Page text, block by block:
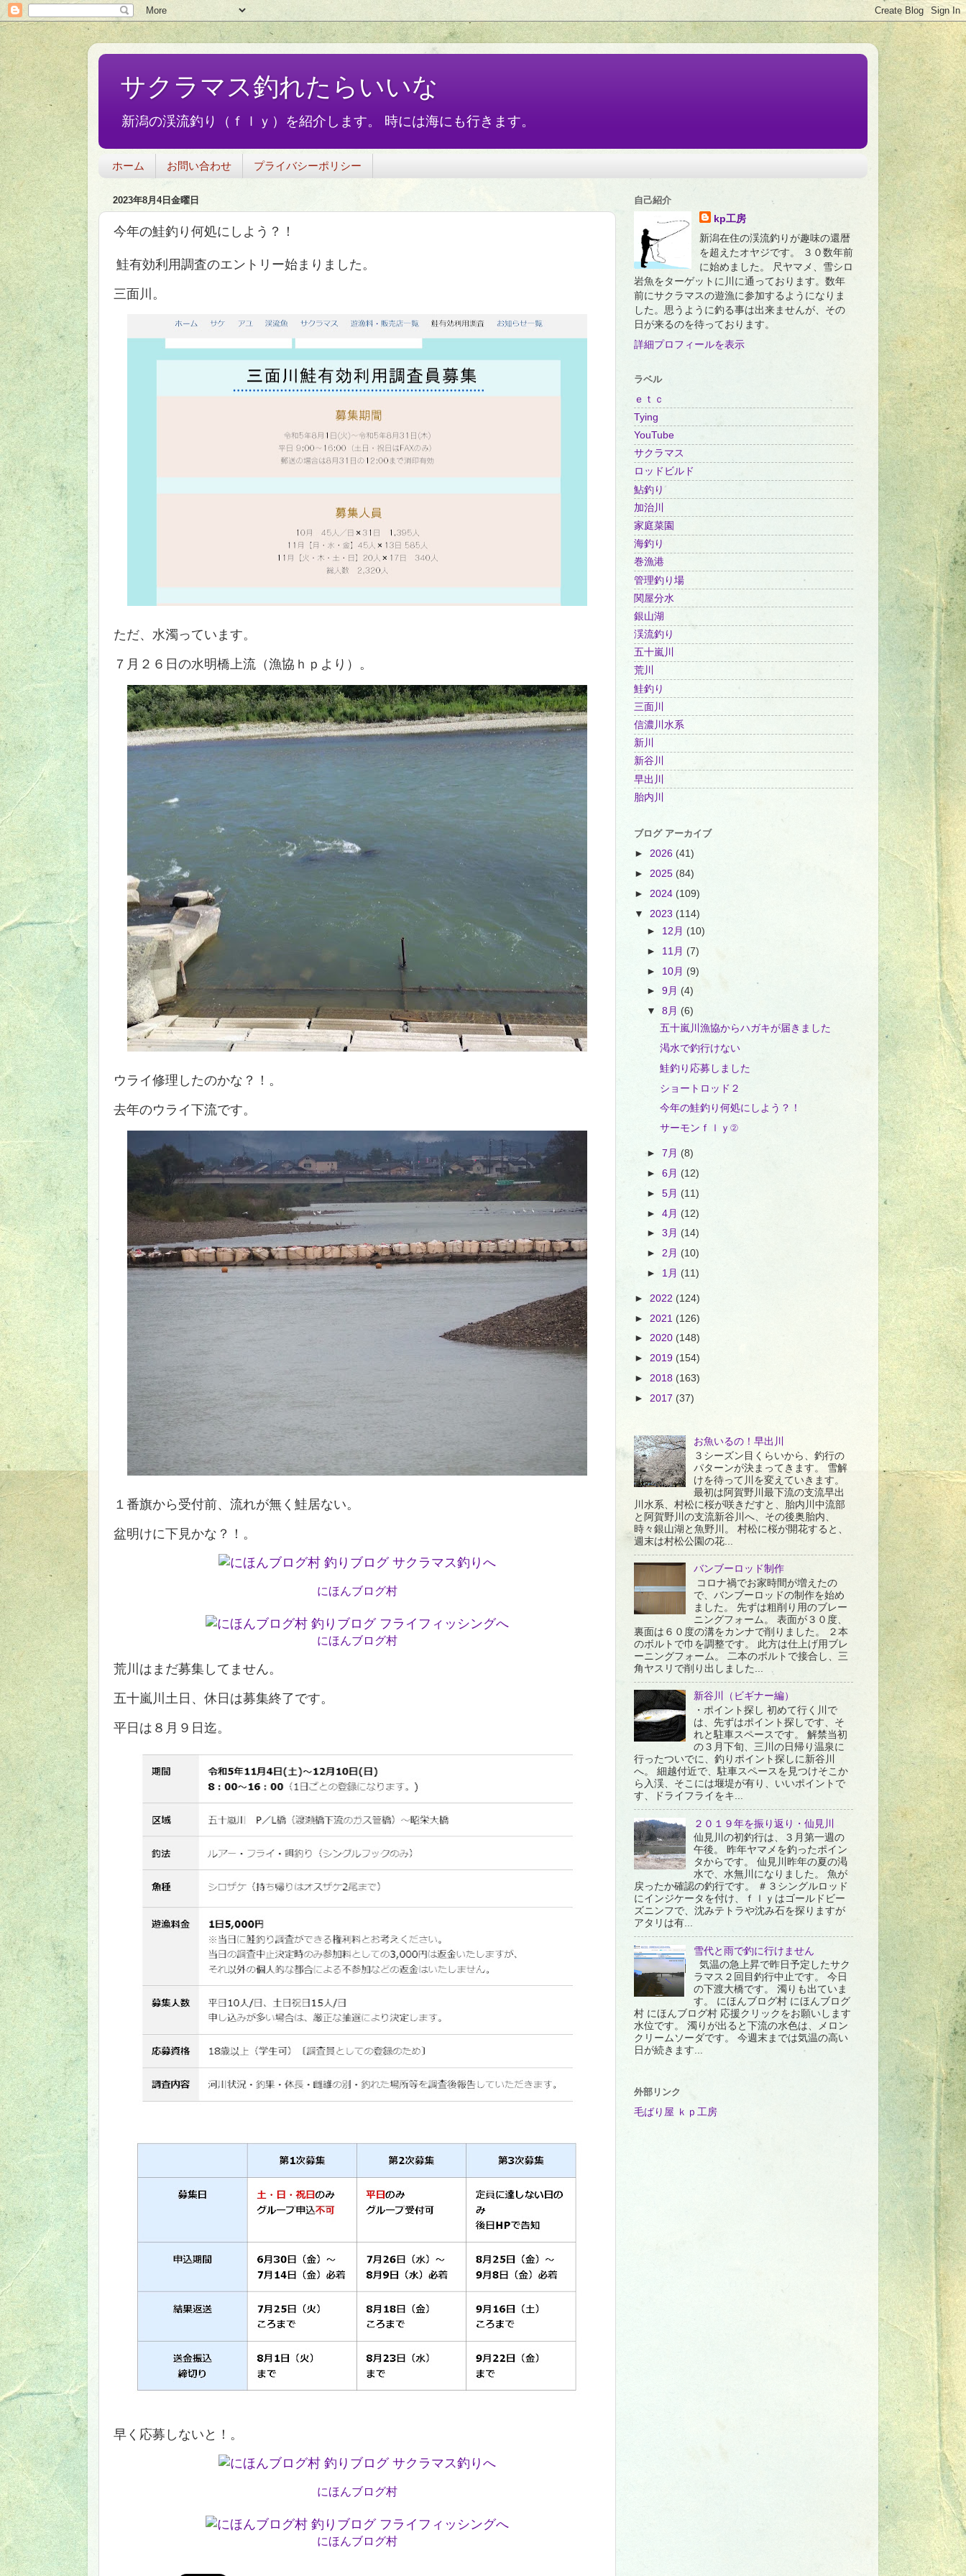
サクラマス釣れたらいいな
新潟の渓流釣り（ｆｌｙ）を紹介します。 時には海にも行きます。
ホーム お問い合わせ プライバシーポリシー
2023年8月4日金曜日
今年の鮭釣り何処にしよう？！
鮭有効利用調査のエントリー始まりました。
三面川。
ただ、水濁っています。
７月２６日の水明橋上流（漁協ｈｐより）。
ウライ修理したのかな？！。
去年のウライ下流です。
１番旗から受付前、流れが無く鮭居ない。
盆明けに下見かな？！。
にほんブログ村
にほんブログ村
荒川はまだ募集してません。
五十嵐川土日、休日は募集終了です。
平日は８月９日迄。
早く応募しないと！。
にほんブログ村
にほんブログ村
自己紹介
kp工房
新潟在住の渓流釣りが趣味の還暦
を超えたオヤジです。 ３０数年前
に始めました。 尺ヤマメ、雪シロ
岩魚をターゲットに川に通っております。数年
前にサクラマスの遊漁に参加するようになりま
した。思うように釣る事は出来ませんが、その
日が来るのを待っております。
詳細プロフィールを表示
ラベル
ｅｔｃ
Tying
YouTube
サクラマス
ロッドビルド
鮎釣り
加治川
家庭菜園
海釣り
巻漁港
管理釣り場
関屋分水
銀山湖
渓流釣り
五十嵐川
荒川
鮭釣り
三面川
信濃川水系
新川
新谷川
早出川
胎内川
ブログ アーカイブ
► 2026 (41)
► 2025 (84)
► 2024 (109)
▼ 2023 (114)
► 12月 (10)
► 11月 (7)
► 10月(9)
►9月 (4)
▼8月(6)
五十嵐川漁協からハガキが届きました
渇水で釣行けない
鮭釣り応募しました
ショートロッド２
今年の鮭釣り何処にしよう？！
サーモンｆｌｙ②
►7月(8)
►6月(12)
►5月 (11)
►4月(12)
►3月(14)
►2月 (10)
► 1月 (11)
► 2022 (124)
► 2021 (126)
► 2020 (148)
► 2019 (154)
► 2018 (163)
► 2017 (37)
お魚いるの！早出川
３シーズン目くらいから、釣行の
パターンが決まってきます。 雪解
けを待って川を変えていきます。
最初は阿賀野川最下流の支流早出
川水系、村松に桜が咲きだすと、胎内川中流部
と阿賀野川の支流新谷川へ、その後奥胎内、
時々銀山湖と魚野川。 村松に桜が開花すると、
週末は村松公園の花...
バンブーロッド制作
コロナ禍でお家時間が増えたの
で、バンブーロッドの制作を始め
ました。 先ずは粗削り用のブレー
ニングフォーム。 表面が３０度、
裏面は６０度の溝をカンナで削りました。 ２本
のボルトで巾を調整です。 此方は仕上げ用ブレ
ーニングフォーム。 二本のボルトで接合し、三
角ヤスリで削り出しました...
新谷川（ビギナー編）
・ポイント探し 初めて行く川で
は、先ずはポイント探しです、そ
れと駐車スペースです。 解禁当初
の３月下旬、三川の日帰り温泉に
行ったついでに、釣りポイント探しに新谷川
へ。 細越付近で、駐車スペースを見つけそこか
ら入渓、そこには堰堤が有り、いいポイントで
す、ドライフライをキ...
２０１９年を振り返り・仙見川
仙見川の初釣行は、３月第一週の
午後。 昨年ヤマメを釣ったポイン
タからです。 仙見川昨年の夏の渇
水で、水無川になりました。 魚が
戻ったか確認の釣行です。 ＃３シングルロッド
にインジケータを付け、ｆｌｙはゴールドビー
ズニンフで、沈みテトラや沈み石を探りますが
アタリは有...
雪代と雨で釣に行けません
気温の急上昇で昨日予定したサク
ラマス２回目釣行中止です。 今日
の下渡大橋です。 濁りも出ていま
す。 にほんブログ村 にほんブログ
村 にほんブログ村 応援クリックをお願いします
水位です。 濁りが出ると下流の水色は、メロン
クリームソーダです。 今週末までは気温の高い
日が続きます...
外部リンク
毛ばり屋 ｋｐ工房